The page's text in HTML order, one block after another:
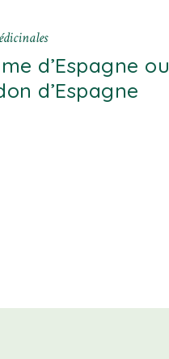
d’Espagne ou
d’Espagne